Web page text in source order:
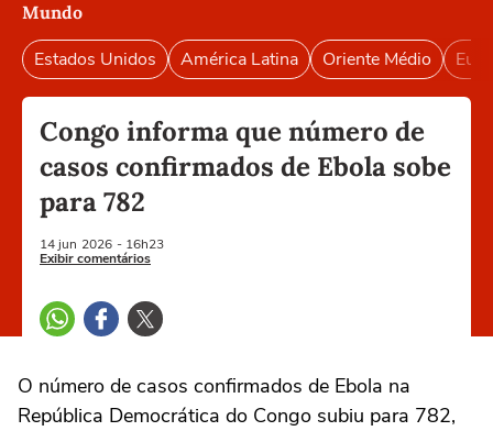
Mundo
Estados Unidos América Latina Oriente Médio
Congo informa que número de
casos confirmados de Ebola sobe
para 782
14 jun 2026 - 16h23
Exibir comentários
O número de casos confirmados de ⁠Ebola na
‌República Democrática ‌do ‌Congo ⁠subiu para 782,